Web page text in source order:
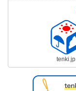
tenki.jp